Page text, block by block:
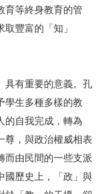
育等終身教育的管
豐富的「知」
具有重要的意義。孔
學生多種多樣的教
的自我完成，轉為
尊，與政治權威相表
而由民間的一些支派
國歷史上，「政」與